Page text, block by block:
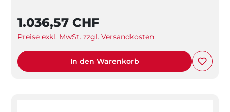
1.036,57 CHF
Preise exkl. MwSt. zzgl. Versandkosten
In den Warenkorb